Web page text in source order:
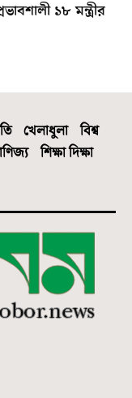
১৮ মন্ত্রীর
খেলাধুলা
বিশ্ব
শিক্ষা দিক্ষা